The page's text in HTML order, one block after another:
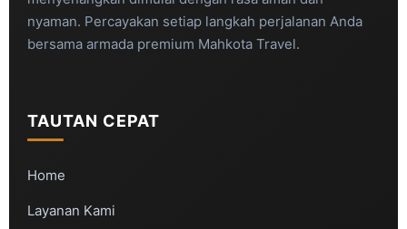
nyaman. Percayakan setiap langkah perjalanan Anda
bersama armada premium Mahkota Travel.
TAUTAN CEPAT
Home
Layanan Kami